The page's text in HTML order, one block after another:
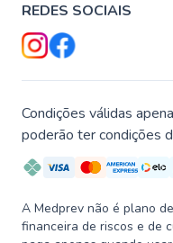
REDES SOCIAIS
Condições válidas
poderão ter condições
A Medprev não é plano
financeira de riscos e de